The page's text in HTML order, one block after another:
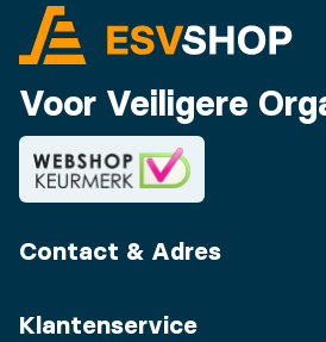
Voor Veiligere
Contact & Adres
Klantenservice